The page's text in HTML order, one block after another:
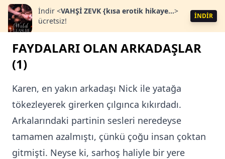
İndir <VAHŞİ ZEVK {kısa erotik hikaye...>
ücretsiz!
İNDİR
FAYDALARI OLAN ARKADAŞLAR
(1)
Karen, en yakın arkadaşı Nick ile yatağa
tökezleyerek girerken çılgınca kıkırdadı.
Arkalarındaki partinin sesleri neredeyse
tamamen azalmıştı, çünkü çoğu insan çoktan
gitmişti. Neyse ki, sarhoş haliyle bir yere